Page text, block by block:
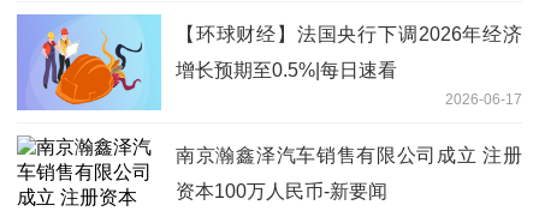
【环球财经】法国央行下调2026年经济
增长预期至0.5%|每日速看
2026-06-17
南京瀚鑫泽汽车销售有限公司成立 注册
资本100万人民币-新要闻